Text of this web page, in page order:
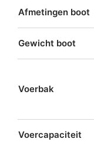
Afmetingen boot
Gewicht boot
Voerbak
Voercapaciteit